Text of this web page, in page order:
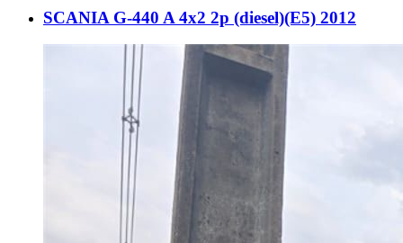
SCANIA G-440 A 4x2 2p (diesel)(E5) 2012